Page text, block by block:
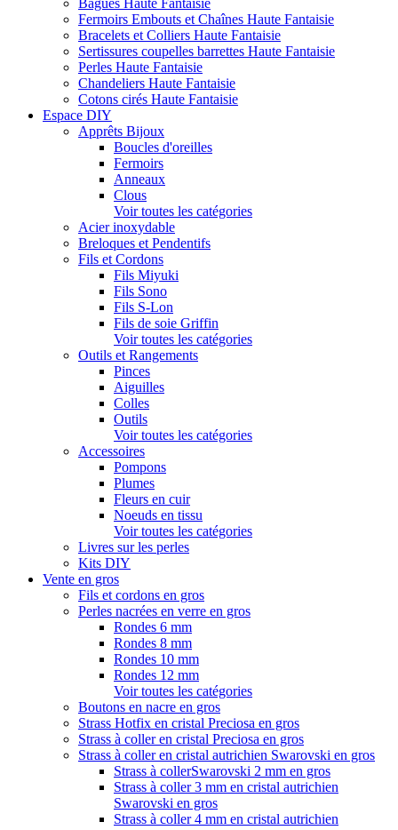
Bagues Haute Fantaisie
Fermoirs Embouts et Chaînes Haute Fantaisie
Bracelets et Colliers Haute Fantaisie
Sertissures coupelles barrettes Haute Fantaisie
Perles Haute Fantaisie
Chandeliers Haute Fantaisie
Cotons cirés Haute Fantaisie
Espace DIY
Apprêts Bijoux
Boucles d'oreilles
Fermoirs
Anneaux
Clous
Voir toutes les catégories
Acier inoxydable
Breloques et Pendentifs
Fils et Cordons
Fils Miyuki
Fils Sono
Fils S-Lon
Fils de soie Griffin
Voir toutes les catégories
Outils et Rangements
Pinces
Aiguilles
Colles
Outils
Voir toutes les catégories
Accessoires
Pompons
Plumes
Fleurs en cuir
Noeuds en tissu
Voir toutes les catégories
Livres sur les perles
Kits DIY
Vente en gros
Fils et cordons en gros
Perles nacrées en verre en gros
Rondes 6 mm
Rondes 8 mm
Rondes 10 mm
Rondes 12 mm
Voir toutes les catégories
Boutons en nacre en gros
Strass Hotfix en cristal Preciosa en gros
Strass à coller en cristal Preciosa en gros
Strass à coller en cristal autrichien Swarovski en gros
Strass à collerSwarovski 2 mm en gros
Strass à coller 3 mm en cristal autrichien
Swarovski en gros
Strass à coller 4 mm en cristal autrichien